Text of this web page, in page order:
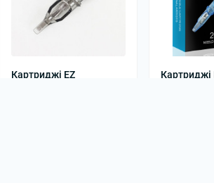
Картриджі EZ
Картриджі